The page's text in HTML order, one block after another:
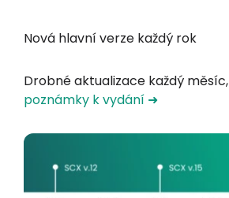
Nová hlavní verze každý rok
Drobné aktualizace každý měsíc,
poznámky k vydání ➜